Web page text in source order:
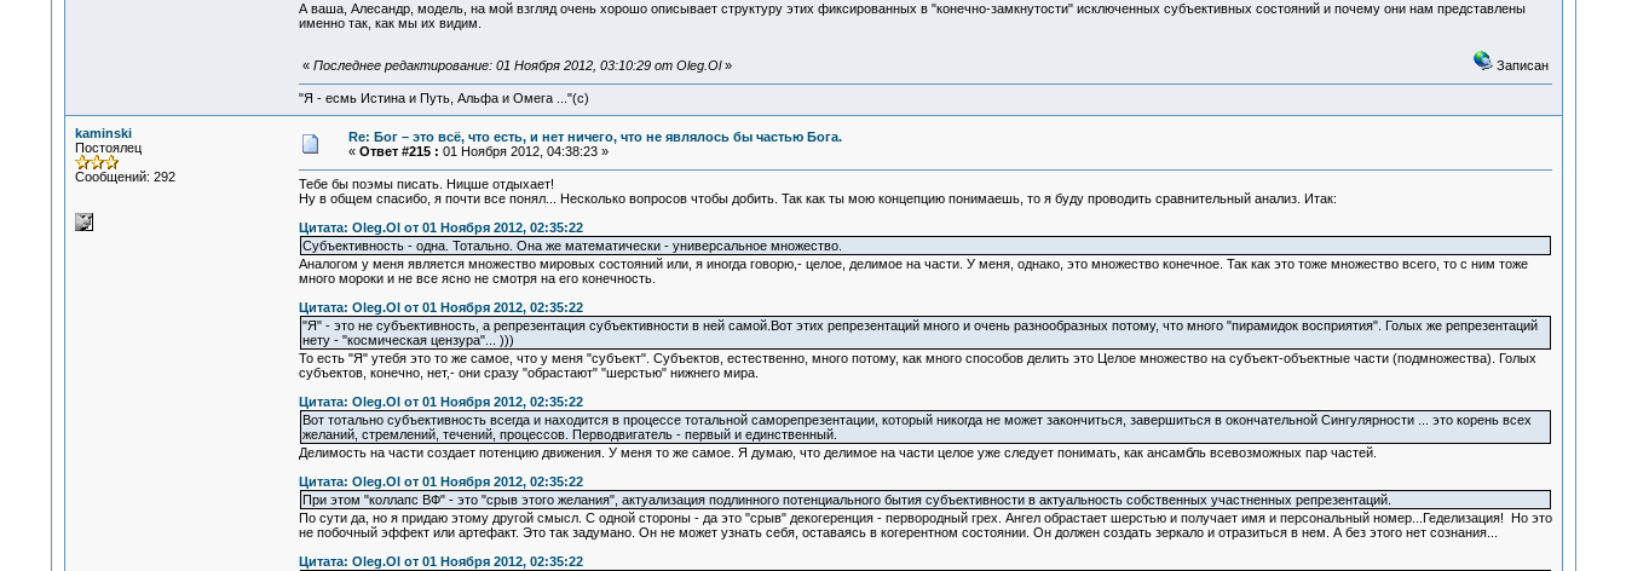
А ваша, Алесандр, модель, на мой взгляд очень хорошо описывает структуру этих фиксированных в "конечно-замкнутости" исключенных субъективных состояний и почему они нам представлены
именно так, как мы их видим.
« Последнее редактирование: 01 Ноября 2012, 03:10:29 от Oleg.Ol» Записан
"Я - есмь Истина и Путь, Альфа и Омега ..."(с)
kaminski
Постоялец
Сообщений: 292
Re: Бог – это всё, что есть, и нет ничего, что не являлось бы частью Бога.
« Ответ #215 : 01 Ноября 2012, 04:38:23 »
Тебе бы поэмы писать. Ницше отдыхает!
Ну в общем спасибо, я почти все понял... Несколько вопросов чтобы добить. Так как ты мою концепцию понимаешь, то я буду проводить сравнительный анализ. Итак:
Цитата: Oleg.Ol от 01 Ноября 2012, 02:35:22
Субъективность - одна. Тотально. Она же математически - универсальное множество.
Аналогом у меня является множество мировых состояний или, я иногда говорю,- целое, делимое на части. У меня, однако, это множество конечное. Так как это тоже множество всего, то с ним тоже
много мороки и не все ясно не смотря на его конечность.
Цитата: Oleg.Ol от 01 Ноября 2012, 02:35:22
"Я" - это не субъективность, а репрезентация субъективности в ней самой.Вот этих репрезентаций много и очень разнообразных потому, что много "пирамидок восприятия". Голых же репрезентаций
нету - "космическая цензура"... )))
То есть "Я" утебя это то же самое, что у меня "субъект". Субъектов, естественно, много потому, как много способов делить это Целое множество на субъект-объектные части (подмножества). Голых
субъектов, конечно, нет,- они сразу "обрастают" "шерстью" нижнего мира.
Цитата: Oleg.Ol от 01 Ноября 2012, 02:35:22
Вот тотально субъективность всегда и находится в процессе тотальной саморепрезентации, который никогда не может закончиться, завершиться в окончательной Сингулярности ... это корень всех
желаний, стремлений, течений, процессов. Перводвигатель - первый и единственный.
Делимость на части создает потенцию движения. У меня то же самое. Я думаю, что делимое на части целое уже следует понимать, как ансамбль всевозможных пар частей.
Цитата: Oleg.Ol от 01 Ноября 2012, 02:35:22
При этом "коллапс ВФ" - это "срыв этого желания", актуализация подлинного потенциального бытия субъективности в актуальность собственных участненных репрезентаций.
По сути да, но я придаю этому другой смысл. С одной стороны - да это "срыв" декогеренция - первородный грех. Ангел обрастает шерстью и получает имя и персональный номер...Геделизация! Но это
не побочный эффект или артефакт. Это так задумано. Он не может узнать себя, оставаясь в когерентном состоянии. Он должен создать зеркало и отразиться в нем. А без этого нет сознания...
Цитата: Oleg.Ol от 01 Ноября 2012, 02:35:22